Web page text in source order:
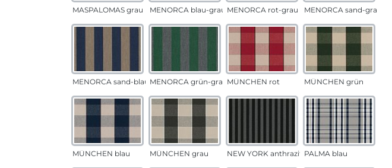
MASPALOMAS grau MENORCA blau-grau MENORCA rot-grau MENORCA sand-grau
MENORCA sand-blau MENORCA grün-grau MÜNCHEN rot MÜNCHEN grün
MÜNCHEN blau MÜNCHEN grau NEW YORK anthrazit PALMA blau